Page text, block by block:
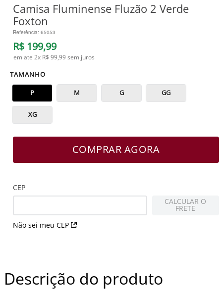
Camisa Fluminense Fluzão 2 Verde
Foxton
Referência: 65053
R$ 199,99
em ate 2x R$ 99,99sem juros
TAMANHO
P M G GG
XG
COMPRAR AGORA
CEP
Não sei meu CEP
CALCULAR O
FRETE
Descrição do produto